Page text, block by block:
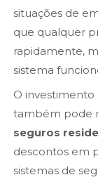
situações de
que qualquer
rapidamente,
sistema
O
também pode
seguros
descontos em
sistemas de